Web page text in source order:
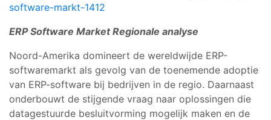
software-markt-1412
ERP Software MarketRegionale analyse
Noord-Amerika domineert de wereldwijde ERP-
softwaremarkt als gevolg van de toenemende adoptie
van ERP-software bij bedrijven in de regio. Daarnaast
onderbouwt de stijgende vraag naar oplossingen die
datagestuurde besluitvorming mogelijk maken en de